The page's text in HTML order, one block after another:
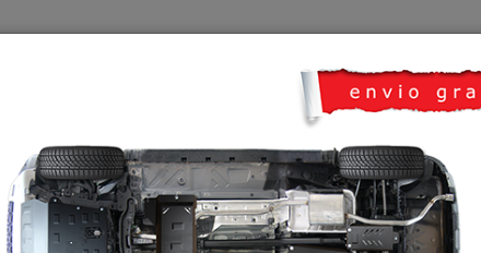
TRANSPORTE
Toyota Proace
CUBRE CÁRTER METALICO